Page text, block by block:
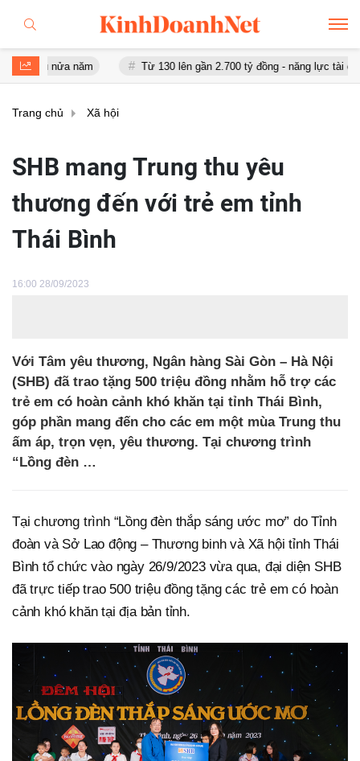
nửa năm Từ 130 lên gần 2.700 tỷ đồng - năng lực tài chính của
Trang chủ Xã hội
SHB mang Trung thu yêu
thương đến với trẻ em tỉnh
Thái Bình
16:00 28/09/2023
Với Tâm yêu thương, Ngân hàng Sài Gòn – Hà Nội
(SHB) đã trao tặng 500 triệu đồng nhằm hỗ trợ các
trẻ em có hoàn cảnh khó khăn tại tỉnh Thái Bình,
góp phần mang đến cho các em một mùa Trung thu
ấm áp, trọn vẹn, yêu thương. Tại chương trình
“Lồng đèn …
Tại chương trình “Lồng đèn thắp sáng ước mơ” do Tỉnh
đoàn và Sở Lao động – Thương binh và Xã hội tỉnh Thái
Bình tổ chức vào ngày 26/9/2023 vừa qua, đại diện SHB
đã trực tiếp trao 500 triệu đồng tặng các trẻ em có hoàn
cảnh khó khăn tại địa bản tỉnh.